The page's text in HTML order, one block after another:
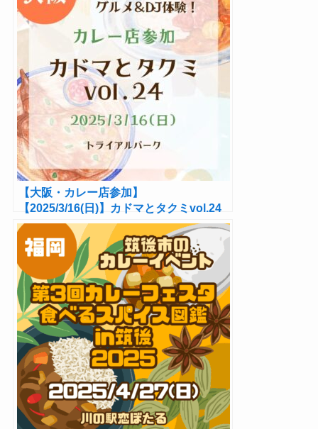
【大阪・カレー店参加】
【2025/3/16(日)】カドマとタクミvol.24
開催！グルメ＆DJ体験！